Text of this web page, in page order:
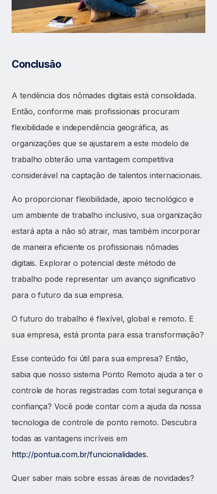
Conclusão
A tendência dos nômades digitais está consolidada.
Então, conforme mais profissionais procuram
flexibilidade e independência geográfica, as
organizações que se ajustarem a este modelo de
trabalho obterão uma vantagem competitiva
considerável na captação de talentos internacionais.
Ao proporcionar flexibilidade, apoio tecnológico e
um ambiente de trabalho inclusivo, sua organização
estará apta a não só atrair, mas também incorporar
de maneira eficiente os profissionais nômades
digitais. Explorar o potencial deste método de
trabalho pode representar um avanço significativo
para o futuro da sua empresa.
O futuro do trabalho é flexível, global e remoto. E
sua empresa, está pronta para essa transformação?
Esse conteúdo foi útil para sua empresa? Então,
sabia que nosso sistema Ponto Remoto ajuda a ter o
controle de horas registradas com total segurança e
confiança? Você pode contar com a ajuda da nossa
tecnologia de controle de ponto remoto. Descubra
todas as vantagens incríveis em
http://pontua.com.br/funcionalidades.
Quer saber mais sobre essas áreas de novidades?